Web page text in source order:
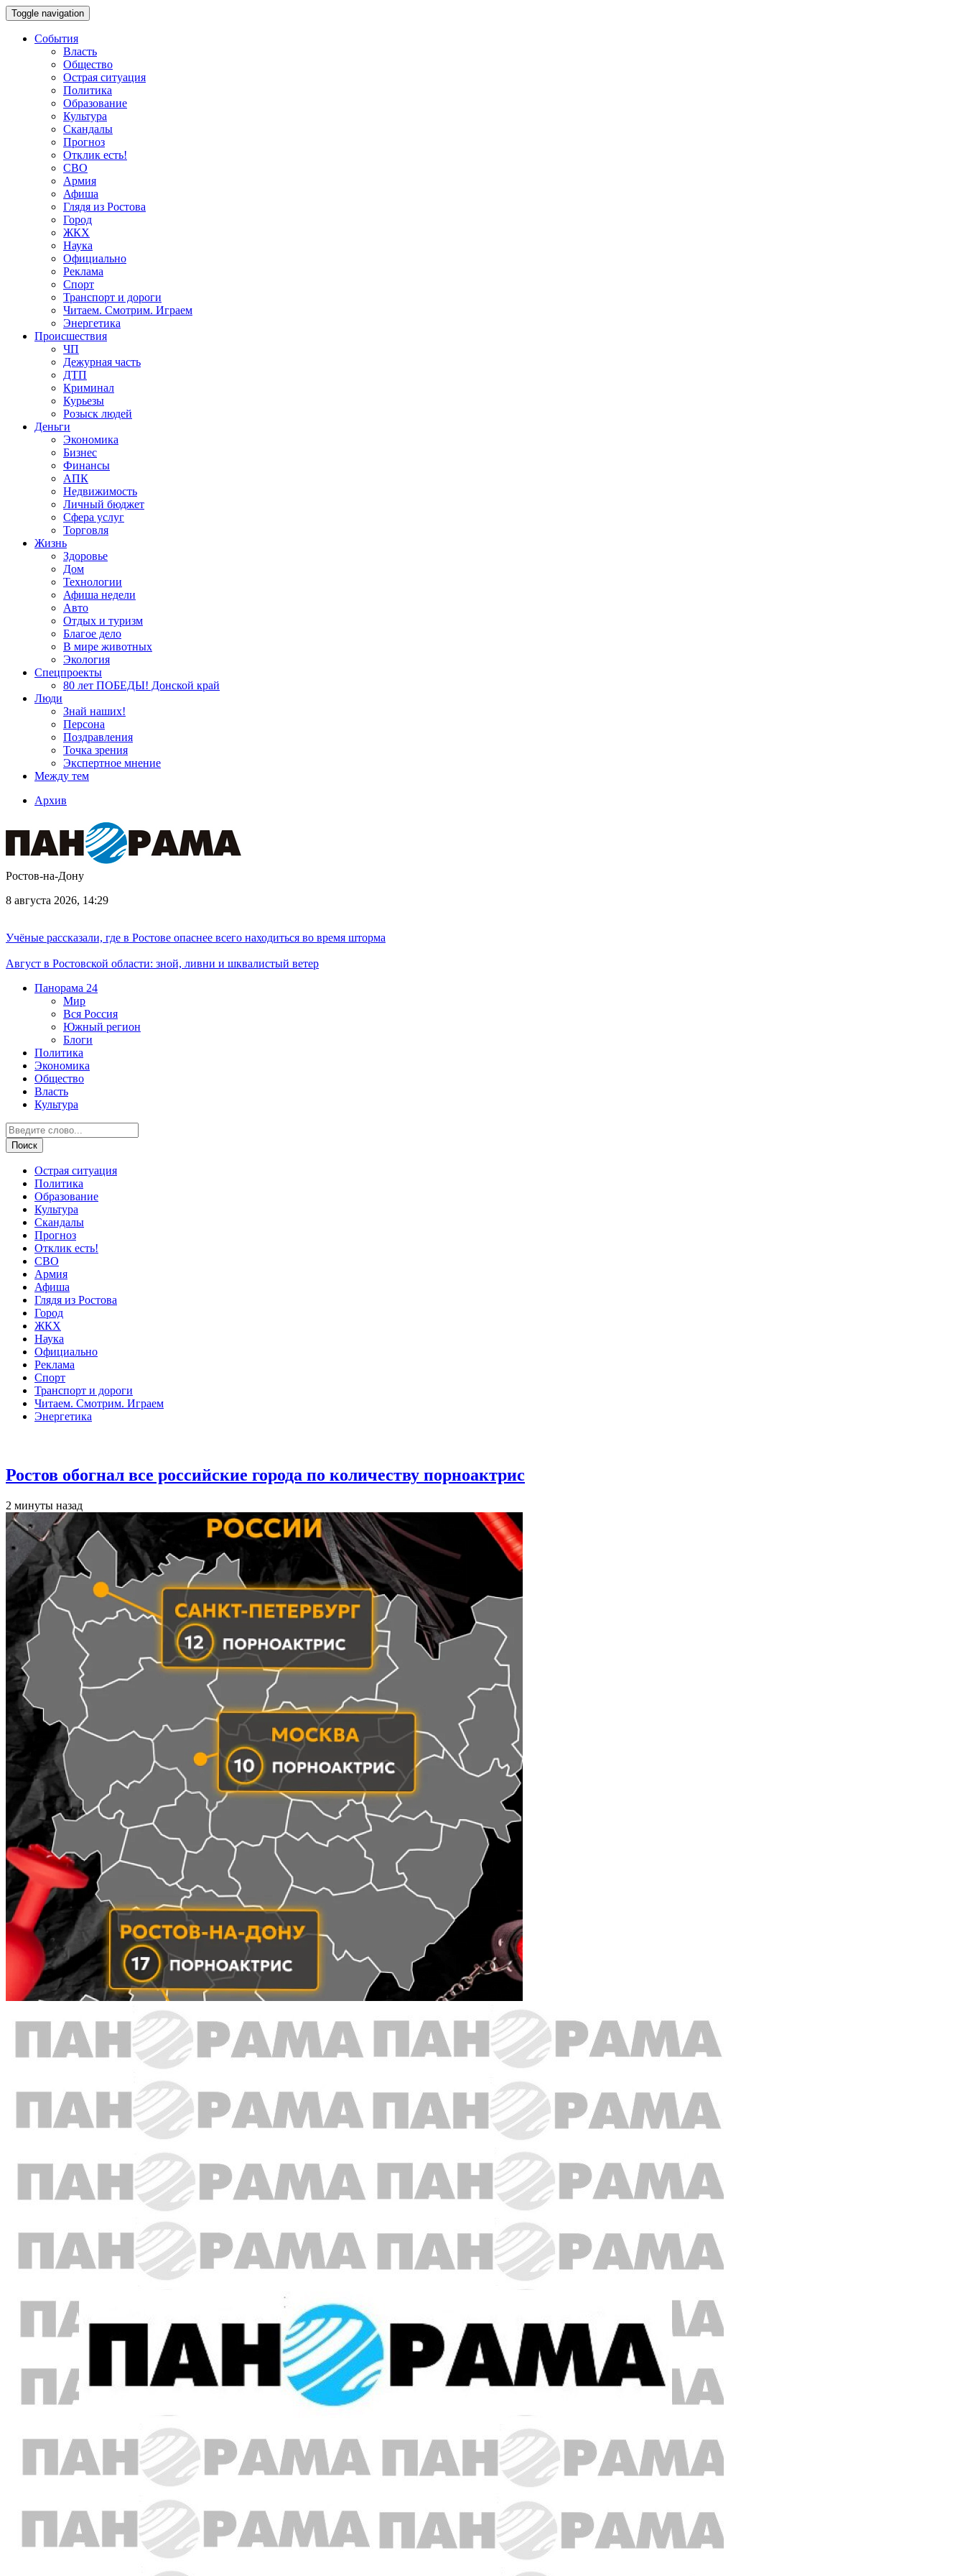
Toggle navigation
События
Власть
Общество
Острая ситуация
Политика
Образование
Культура
Скандалы
Прогноз
Отклик есть!
СВО
Армия
Афиша
Глядя из Ростова
Город
ЖКХ
Наука
Официально
Реклама
Спорт
Транспорт и дороги
Читаем. Смотрим. Играем
Энергетика
Происшествия
ЧП
Дежурная часть
ДТП
Криминал
Курьезы
Розыск людей
Деньги
Экономика
Бизнес
Финансы
АПК
Недвижимость
Личный бюджет
Сфера услуг
Торговля
Жизнь
Здоровье
Дом
Технологии
Афиша недели
Авто
Отдых и туризм
Благое дело
В мире животных
Экология
Спецпроекты
80 лет ПОБЕДЫ! Донской край
Люди
Знай наших!
Персона
Поздравления
Точка зрения
Экспертное мнение
Между тем
Архив
Ростов-на-Дону
8 августа 2026, 14:29
Учёные рассказали, где в Ростове опаснее всего находиться во время шторма
Август в Ростовской области: зной, ливни и шквалистый ветер
Панорама 24
Мир
Вся Россия
Южный регион
Блоги
Политика
Экономика
Общество
Власть
Культура
Острая ситуация
Политика
Образование
Культура
Скандалы
Прогноз
Отклик есть!
СВО
Армия
Афиша
Глядя из Ростова
Город
ЖКХ
Наука
Официально
Реклама
Спорт
Транспорт и дороги
Читаем. Смотрим. Играем
Энергетика
Ростов обогнал все российские города по количеству порноактрис
2 минуты назад